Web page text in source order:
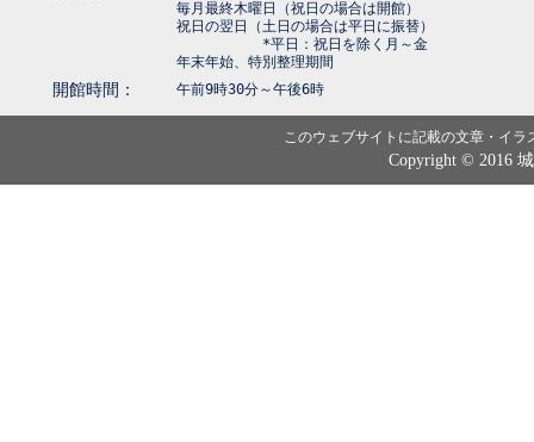
毎月最終木曜日（祝日の場合は開館）
祝日の翌日（土日の場合は平日に振替）
*平日：祝日を除く月～金
年末年始、特別整理期間
開館時間： 午前9時30分～午後6時
このウェブサイトに記載の文章・イ
Copyright © 2016